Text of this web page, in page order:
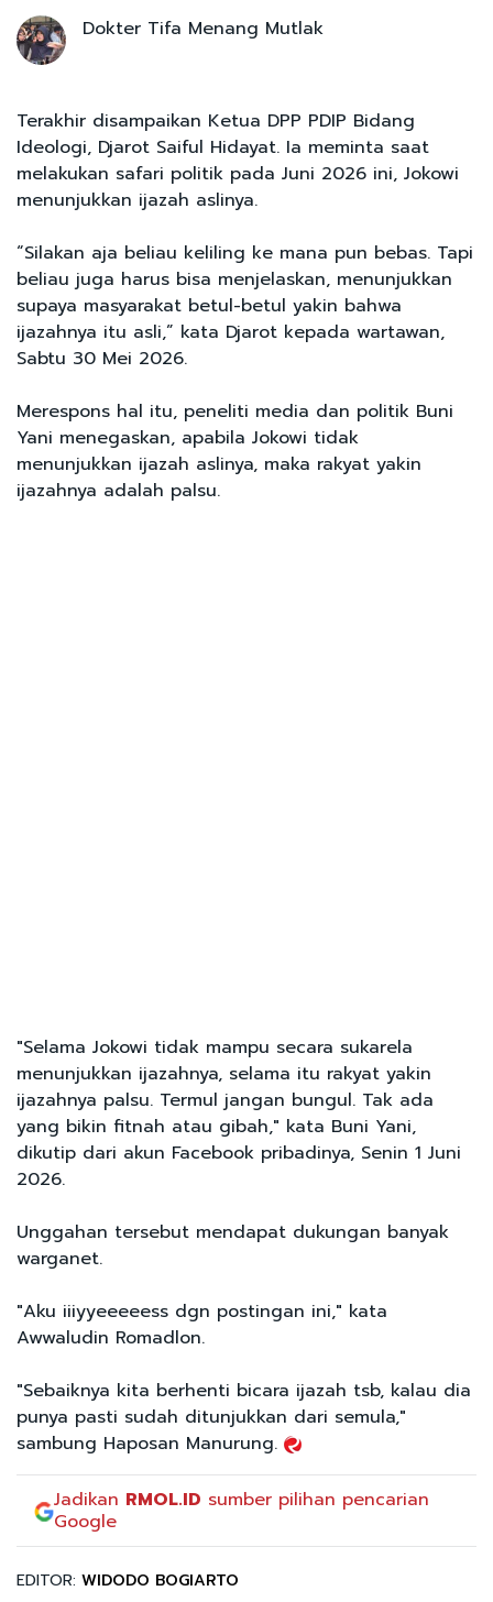
Dokter Tifa Menang Mutlak
Terakhir disampaikan Ketua DPP PDIP Bidang
Ideologi, Djarot Saiful Hidayat. Ia meminta saat
melakukan safari politik pada Juni 2026 ini, Jokowi
menunjukkan ijazah aslinya.
“Silakan aja beliau keliling ke mana pun bebas. Tapi
beliau juga harus bisa menjelaskan, menunjukkan
supaya masyarakat betul-betul yakin bahwa
ijazahnya itu asli,” kata Djarot kepada wartawan,
Sabtu 30 Mei 2026.
Merespons hal itu, peneliti media dan politik Buni
Yani menegaskan, apabila Jokowi tidak
menunjukkan ijazah aslinya, maka rakyat yakin
ijazahnya adalah palsu.
"Selama Jokowi tidak mampu secara sukarela
menunjukkan ijazahnya, selama itu rakyat yakin
ijazahnya palsu. Termul jangan bungul. Tak ada
yang bikin fitnah atau gibah," kata Buni Yani,
dikutip dari akun Facebook pribadinya, Senin 1 Juni
2026.
Unggahan tersebut mendapat dukungan banyak
warganet.
"Aku iiiyyeeeeess dgn postingan ini," kata
Awwaludin Romadlon.
"Sebaiknya kita berhenti bicara ijazah tsb, kalau dia
punya pasti sudah ditunjukkan dari semula,"
sambung Haposan Manurung.
Jadikan RMOL.ID sumber pilihan pencarian
Google
EDITOR: WIDODO BOGIARTO